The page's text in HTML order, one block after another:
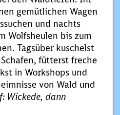
gemütlichen Wagen
und nachts
Wolfsheulen bis zum
Tagsüber kuschelst
fütterst freche
in Workshops und
von Wald und
Wickede, dann